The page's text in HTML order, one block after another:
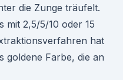
die Zunge träufelt.
mit 2,5/5/10 oder 15
hat
goldene Farbe, die an